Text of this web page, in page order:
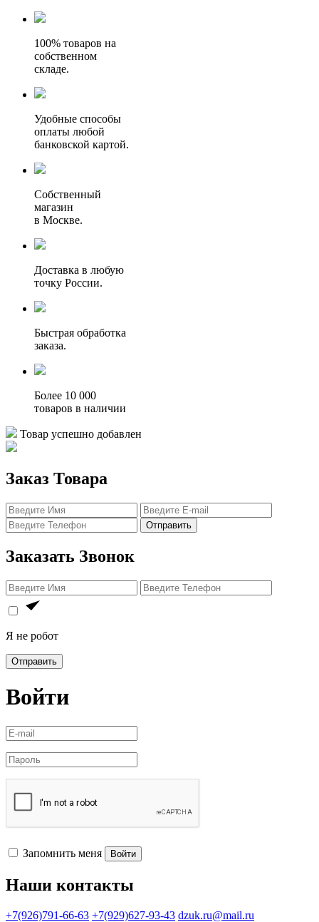
100% товаров на
собственном
складе.
Удобные способы
оплаты любой
банковской картой.
Собственный
магазин
в Москве.
Доставка в любую
точку России.
Быстрая обработка
заказа.
Более 10 000
товаров в наличии
Товар успешно добавлен
Заказ Товара
Отправить
Заказать Звонок
Я не робот
Отправить
Войти
Запомнить меня Войти
Наши контакты
+7(926)791-66-63 +7(929)627-93-43 dzuk.ru@mail.ru